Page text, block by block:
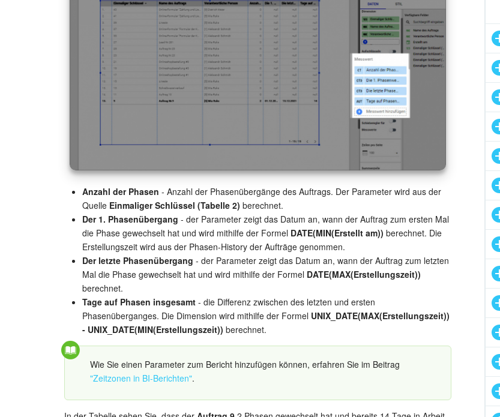
Anzahl der Phasen - Anzahl der Phasenübergänge des Auftrags. Der Parameter wird aus der
Quelle Einmaliger Schlüssel (Tabelle 2) berechnet.
Der 1. Phasenübergang - der Parameter zeigt das Datum an, wann der Auftrag zum ersten Mal
die Phase gewechselt hat und wird mithilfe der Formel DATE(MIN(Erstellt am)) berechnet. Die
Erstellungszeit wird aus der Phasen-History der Aufträge genommen.
Der letzte Phasenübergang - der Parameter zeigt das Datum an, wann der Auftrag zum letzten
Mal die Phase gewechselt hat und wird mithilfe der Formel DATE(MAX(Erstellungszeit))
berechnet.
Tage auf Phasen insgesamt - die Differenz zwischen des letzten und ersten
Phasenüberganges. Die Dimension wird mithilfe der Formel UNIX_DATE(MAX(Erstellungszeit))
- UNIX_DATE(MIN(Erstellungszeit)) berechnet.
Wie Sie einen Parameter zum Bericht hinzufügen können, erfahren Sie im Beitrag
"Zeitzonen in BI-Berichten".